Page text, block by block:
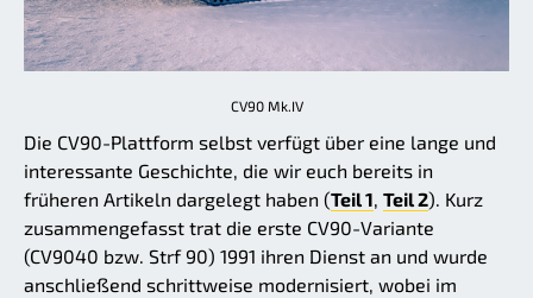
CV90 Mk.IV
Die CV90-Plattform selbst verfügt über eine lange und
interessante Geschichte, die wir euch bereits in
früheren Artikeln dargelegt haben (Teil 1, Teil 2). Kurz
zusammengefasst trat die erste CV90-Variante
(CV9040 bzw. Strf 90) 1991 ihren Dienst an und wurde
anschließend schrittweise modernisiert, wobei im